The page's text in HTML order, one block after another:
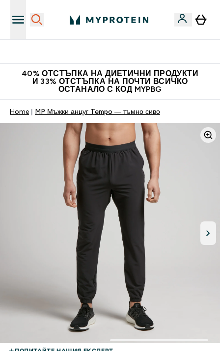
40% ОТСТЪПКА НА ДИЕТИЧНИ ПРОДУКТИ
И 33% ОТСТЪПКА НА ПОЧТИ ВСИЧКО
ОСТАНАЛО С КОД MYPBG
Home MP Мъжки анцуг Tempo — тъмно сиво